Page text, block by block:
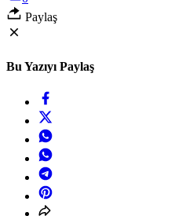
Paylaş
Bu Yazıyı Paylaş